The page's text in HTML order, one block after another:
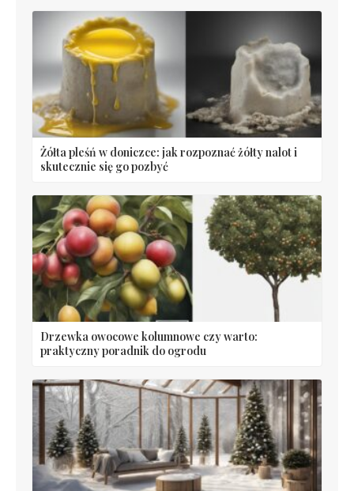
Żółta pleśń w doniczce: jak rozpoznać żółty nalot i
skutecznie się go pozbyć
Drzewka owocowe kolumnowe czy warto:
praktyczny poradnik do ogrodu